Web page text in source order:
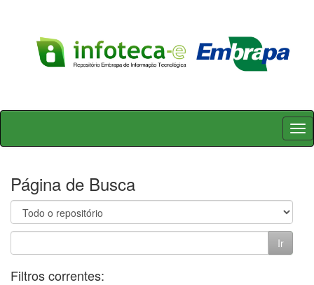
Skip
Página de Busca
Filtros correntes: